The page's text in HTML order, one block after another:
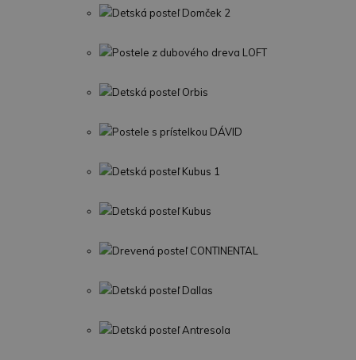
Detská posteľ Domček 2
Postele z dubového dreva LOFT
Detská posteľ Orbis
Postele s prístelkou DÁVID
Detská posteľ Kubus 1
Detská posteľ Kubus
Drevená posteľ CONTINENTAL
Detská posteľ Dallas
Detská posteľ Antresola